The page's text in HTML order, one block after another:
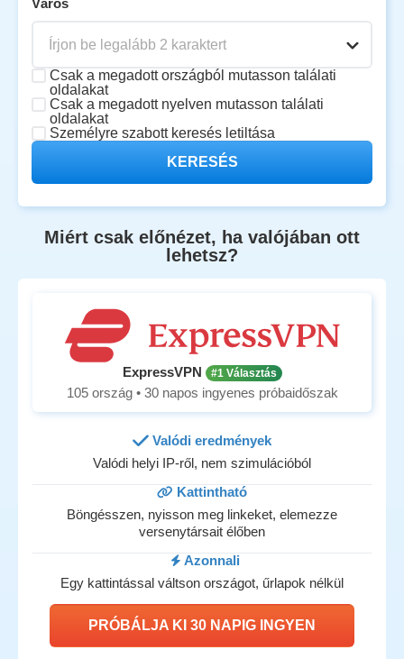
Város
Írjon be legalább 2 karaktert
Csak a megadott országból mutasson találati
oldalakat
Csak a megadott nyelven mutasson találati
oldalakat
Személyre szabott keresés letiltása
KERESÉS
Miért csak előnézet, ha valójában ott
lehetsz?
ExpressVPN #1 Választás
105 ország • 30 napos ingyenes próbaidőszak
Valódi eredmények
Valódi helyi IP-ről, nem szimulációból
Kattintható
Böngésszen, nyisson meg linkeket, elemezze
versenytársait élőben
Azonnali
Egy kattintással váltson országot, űrlapok nélkül
PRÓBÁLJA KI 30 NAPIG INGYEN